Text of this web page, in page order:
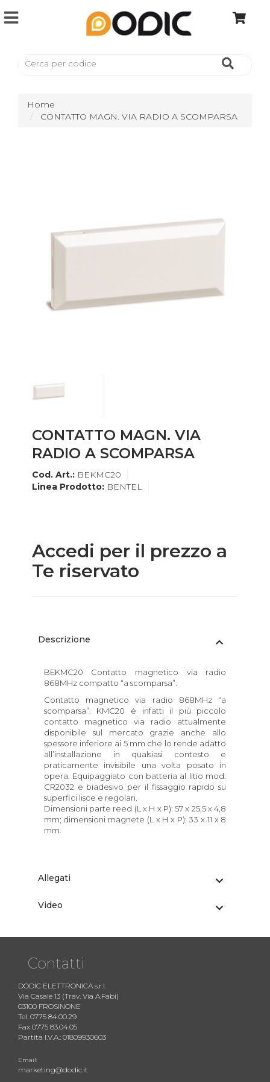
Home
CONTATTO MAGN. VIA RADIO A SCOMPARSA
CONTATTO MAGN. VIA
RADIO A SCOMPARSA
Cod. Art.: BEKMC20
Linea Prodotto: BENTEL
Accedi per il prezzo a
Te riservato
Descrizione
BEKMC20 Contatto magnetico via radio
868MHz compatto “a scomparsa”.
Contatto magnetico via radio 868MHz “a
scomparsa”. KMC20 è infatti il più piccolo
contatto magnetico via radio attualmente
disponibile sul mercato grazie anche allo
spessore inferiore ai 5 mm che lo rende adatto
all’installazione in qualsiasi contesto e
praticamente invisibile una volta posato in
opera. Equipaggiato con batteria al litio mod.
CR2032 e biadesivo per il fissaggio rapido su
superfici lisce e regolari.
Dimensioni parte reed (L x H x P): 57 x 25,5 x 4,8
mm; dimensioni magnete (L x H x P): 33 x 11 x 8
mm.
Allegati
Video
Contatti
DODIC ELETTRONICA s.r.l.
Via Casale 13 (Trav. Via A.Fabi)
03100 FROSINONE
Tel. 0775 84.00.29
Fax 0775 83.04.05
Partita I.V.A.: 01809930603
Email:
marketing@dodic.it